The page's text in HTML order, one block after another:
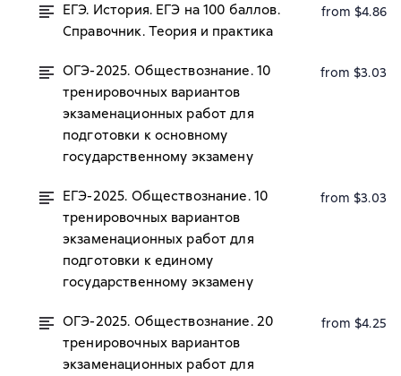
ЕГЭ. История. ЕГЭ на 100 баллов.
Справочник. Теория и практика
from $4.86
ОГЭ-2025. Обществознание. 10
тренировочных вариантов
экзаменационных работ для
подготовки к основному
государственному экзамену
from $3.03
ЕГЭ-2025. Обществознание. 10
тренировочных вариантов
экзаменационных работ для
подготовки к единому
государственному экзамену
from $3.03
ОГЭ-2025. Обществознание. 20
тренировочных вариантов
экзаменационных работ для
from $4.25